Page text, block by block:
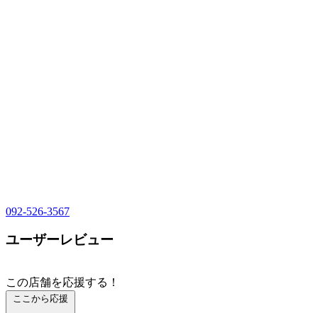
092-526-3567
ユーザーレビュー
この店舗を応援する！
ここから応援